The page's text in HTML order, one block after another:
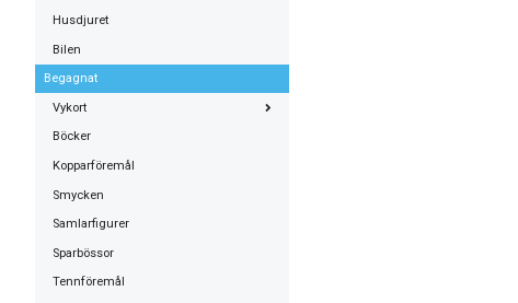
Husdjuret
Bilen
Begagnat
Vykort
Böcker
Kopparföremål
Smycken
Samlarfigurer
Sparbössor
Tennföremål